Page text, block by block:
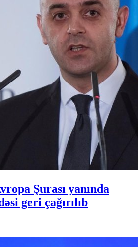
Şurası yanında
geri çağırılıb